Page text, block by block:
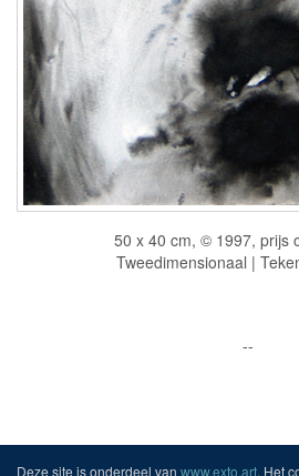
50 x 40 cm, © 1997, prijs
Tweedimensionaal |
--
Deze site is onderdeel van www.exto.art. Het